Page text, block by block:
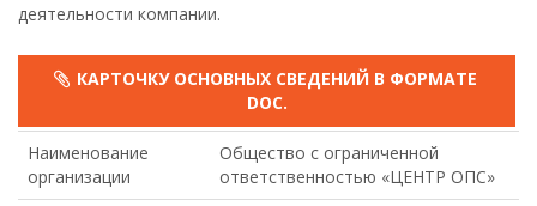
деятельности компании.
КАРТОЧКУ ОСНОВНЫХ СВЕДЕНИЙ В ФОРМАТЕ
DOC.
Наименование
организации
Общество с ограниченной
ответственностью «ЦЕНТР ОПС»